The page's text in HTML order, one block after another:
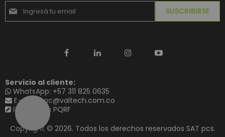
Suscríbase
al
boletín
SUSCRIBIRSE
Servicio al cliente:
WhatsApp: +57 311 825 0635
E-mail: sac@valtech.com.co
Registre su PQRF
Copyright © 2026. Todos los derechos reservados SAT pcs.